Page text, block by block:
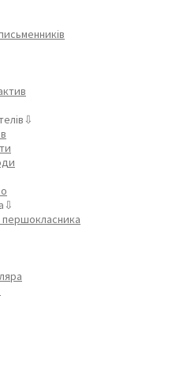
першокласника